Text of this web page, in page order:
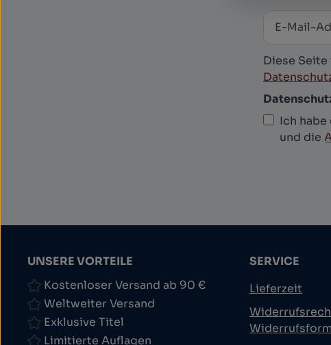
E-Mail-
Diese
Ich habe
und die
UNSERE VORTEILE
Kostenloser Versand ab 90 €
Weltweiter Versand
Exklusive Titel
Limitierte Auflagen
SERVICE
Lieferzeit